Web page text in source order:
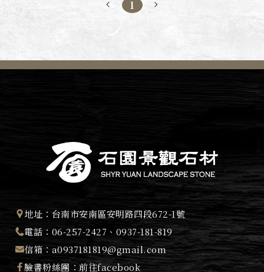
1
地址： 台南市安南區安明路四段672-1號
電話： 06-257-2427 、 0937-181-819
信箱： a0937181819@gmail.com
臉書粉絲團：前往facebook